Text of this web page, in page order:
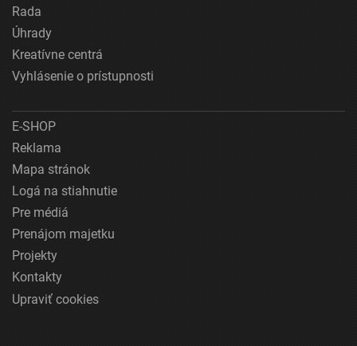
Rada
Úhrady
Kreatívne centrá
Vyhlásenie o prístupnosti
E-SHOP
Reklama
Mapa stránok
Logá na stiahnutie
Pre médiá
Prenájom majetku
Projekty
Kontakty
Upraviť cookies